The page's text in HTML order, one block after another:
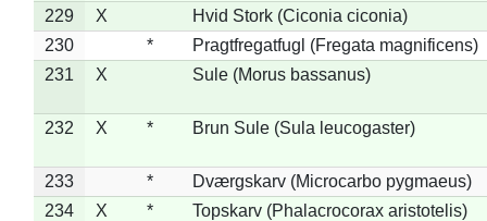
229 X
Hvid Stork (Ciconia ciconia)
230
*
Pragtfregatfugl (Fregata magnificens)
231
X Sule (Morus bassanus)
232 X * Brun Sule (Sula leucogaster)
233 *
Dværgskarv (Microcarbo pygmaeus)
234
X *
Topskarv (Phalacrocorax aristotelis)